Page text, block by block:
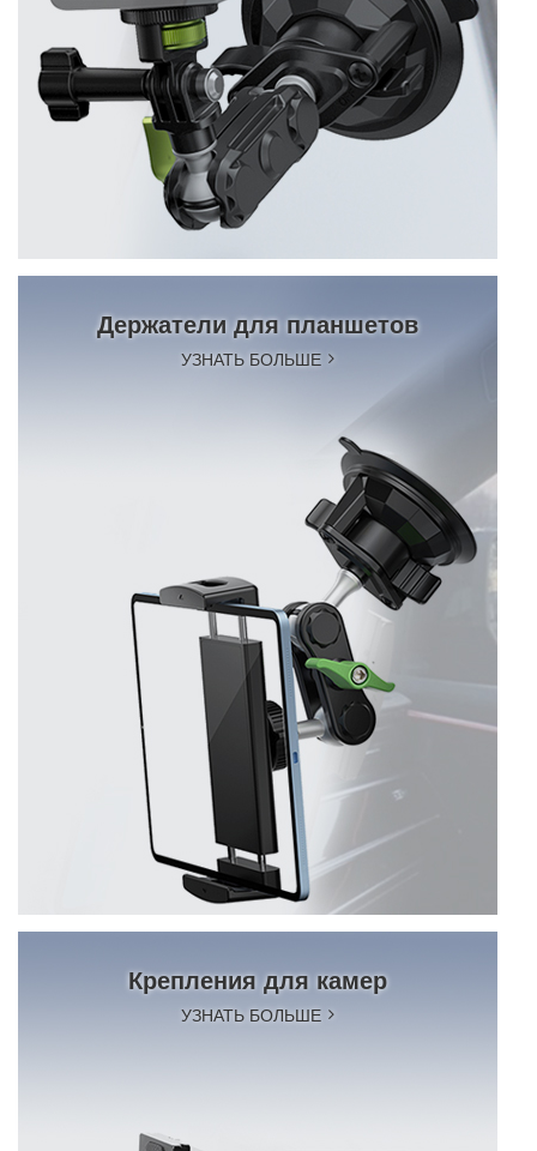
Держатели для планшетов
УЗНАТЬ БОЛЬШЕ
Крепления для камер
УЗНАТЬ БОЛЬШЕ